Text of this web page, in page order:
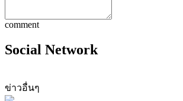
comment
Social Network
ข่าวอื่นๆ